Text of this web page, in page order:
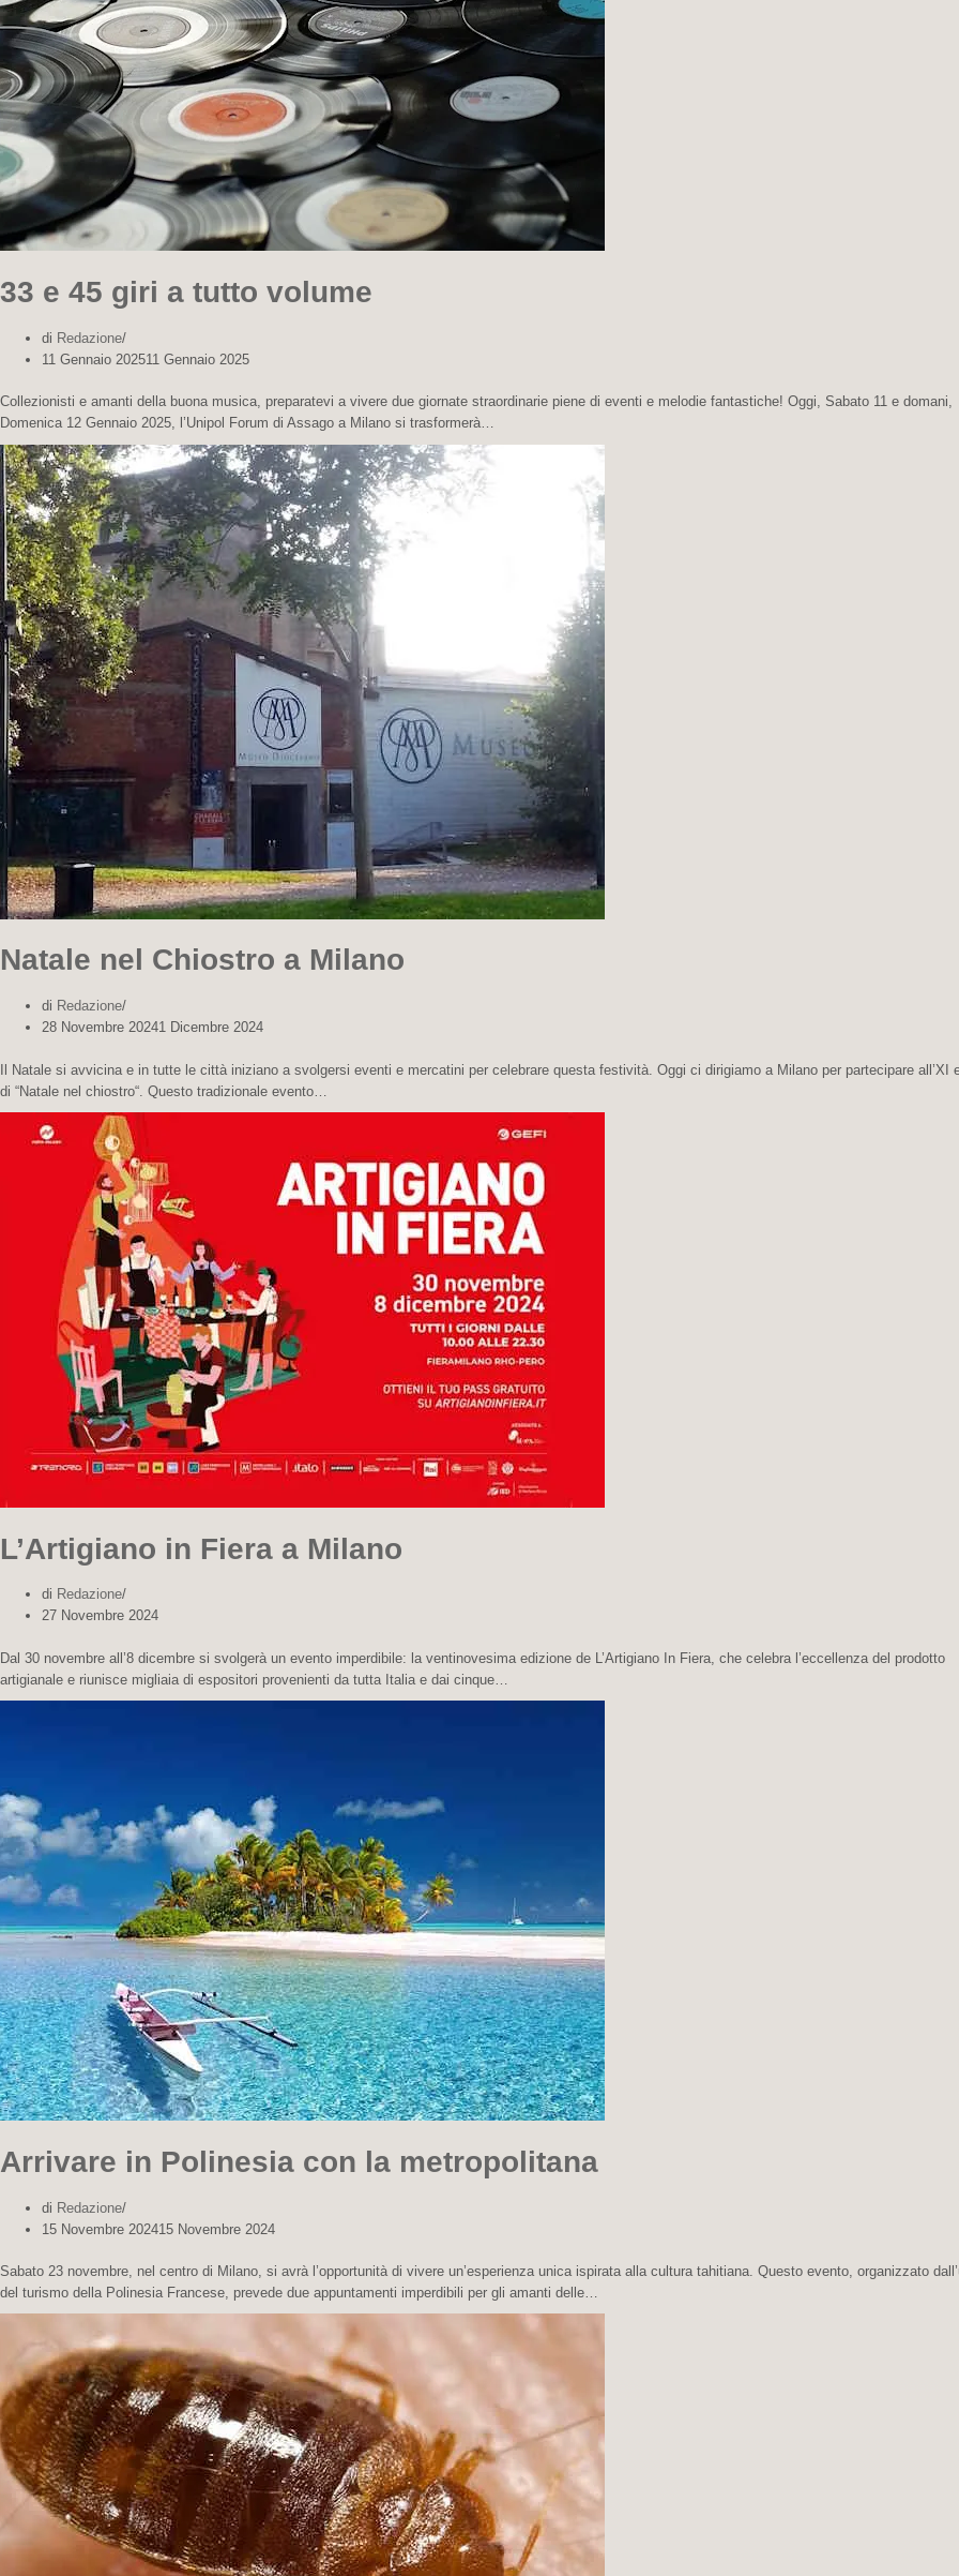
33 e 45 giri a tutto volume
di Redazione
11 Gennaio 202511 Gennaio 2025
Collezionisti e amanti della buona musica, preparatevi a vivere due giornate straordinarie piene di eventi e melodie fantastiche! Oggi, Sabato 11 e domani,
Domenica 12 Gennaio 2025, l’Unipol Forum di Assago a Milano si trasformerà…
Natale nel Chiostro a Milano
di Redazione
28 Novembre 20241 Dicembre 2024
Il Natale si avvicina e in tutte le città iniziano a svolgersi eventi e mercatini per celebrare questa festività. Oggi ci dirigiamo a Milano per partecipare all’XI
di “Natale nel chiostro“. Questo tradizionale evento…
L’Artigiano in Fiera a Milano
di Redazione
27 Novembre 2024
Dal 30 novembre all’8 dicembre si svolgerà un evento imperdibile: la ventinovesima edizione de L’Artigiano In Fiera, che celebra l’eccellenza del prodotto
artigianale e riunisce migliaia di espositori provenienti da tutta Italia e dai cinque…
Arrivare in Polinesia con la metropolitana
di Redazione
15 Novembre 202415 Novembre 2024
Sabato 23 novembre, nel centro di Milano, si avrà l’opportunità di vivere un’esperienza unica ispirata alla cultura tahitiana. Questo evento, organizzato
del turismo della Polinesia Francese, prevede due appuntamenti imperdibili per gli amanti delle…